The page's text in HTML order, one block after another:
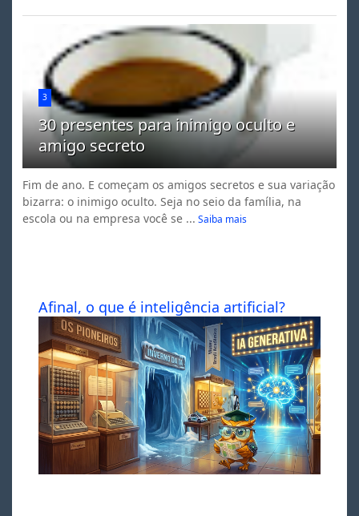
3
30 presentes para inimigo oculto e
amigo secreto
Fim de ano. E começam os amigos secretos e sua variação
bizarra: o inimigo oculto. Seja no seio da família, na
escola ou na empresa você se ... Saiba mais
Afinal, o que é inteligência artificial?